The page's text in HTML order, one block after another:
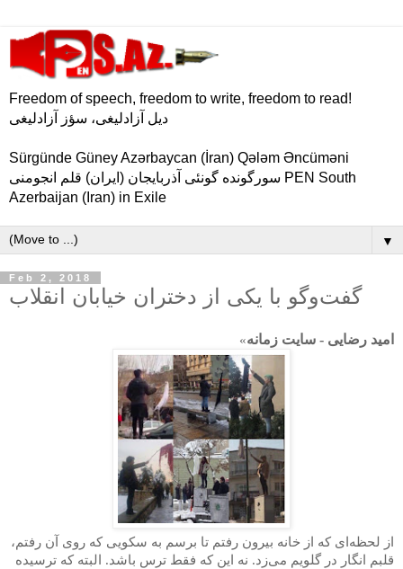
Freedom of speech, freedom to write, freedom to read!
دیل آزادلیغی، سؤز آزادلیغی
Sürgünde Güney Azərbaycan (İran) Qələm Əncüməni
سورگونده گونئی آذربایجان (ایران) قلم انجومنی PEN South
Azerbaijan (Iran) in Exile
▼
Feb 2, 2018
گفت‌وگو با یکی از دختران خیابان انقلاب
امید رضایی - سایت زمانه«
از لحظه‌ای که از خانه بیرون رفتم تا برسم به سکویی که روی آن رفتم،
قلبم انگار در گلویم می‌زد. نه این که فقط ترس باشد. البته که ترسیده